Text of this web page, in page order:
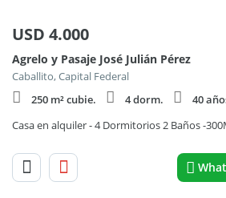
USD 4.000
Agrelo y Pasaje José Julián Pérez
Caballito, Capital Federal
250 m² cubie.
4 dorm.
40
Casa en alquiler - 4 Dormitorios 2 Baños -